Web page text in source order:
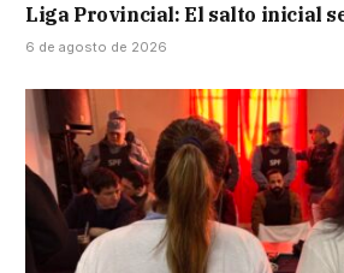
Liga Provincial: El salto inicial
6 de agosto de 2026